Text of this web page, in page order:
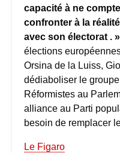
capacité à ne
confronter à la
avec son électorat . »
élections
Orsina de la Luiss,
dédiaboliser le
Réformistes au
alliance au Parti
besoin de remplacer
Le Figaro